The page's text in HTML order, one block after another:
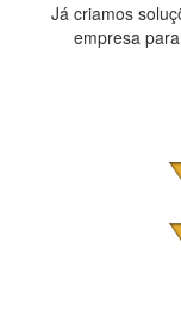
Já criamos
empresa